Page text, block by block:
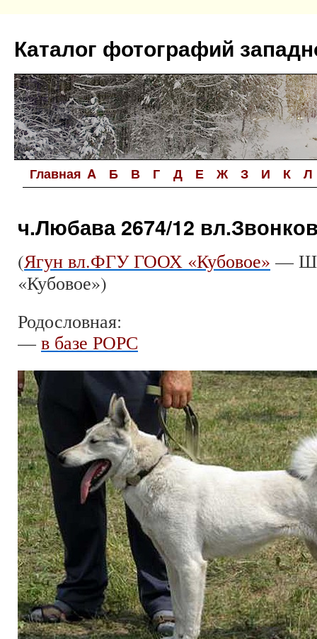
содержимому
Каталог фотографий
Главная A Б В Г Д Е Ж З И К Л
ч.Любава 2674/12
(Ягун вл.ФГУ ГООХ «Кубовое» —
«Кубовое»)
Родословная:
— в базе РОРС